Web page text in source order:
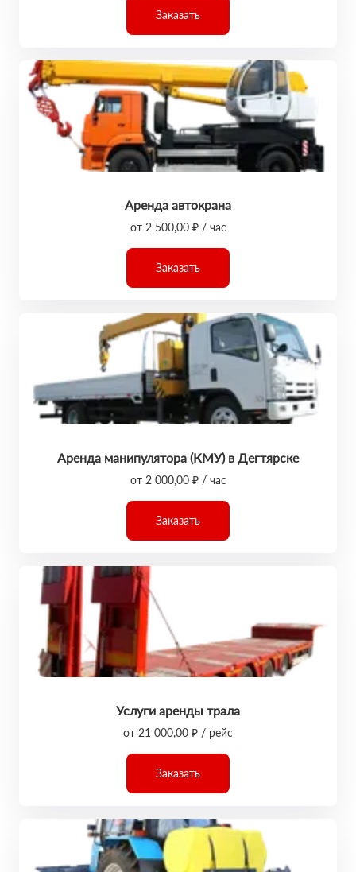
Заказать
Аренда автокрана
от 2 500,00 ₽ / час
Заказать
Аренда манипулятора (КМУ) в Дегтярске
от 2 000,00 ₽ / час
Заказать
Услуги аренды трала
от 21 000,00 ₽ / рейс
Заказать